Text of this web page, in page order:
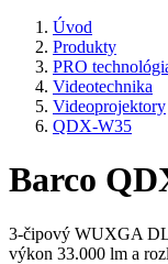
Úvod
Produkty
PRO
Videotechnika
Videoprojektory
QDX-W35
Barco
3-čipový WUXGA
výkon 33.000 lm a